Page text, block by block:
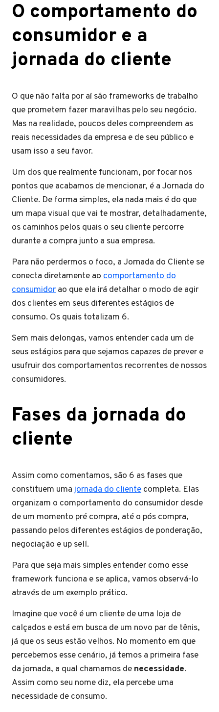
O comportamento do
consumidor e a
jornada do cliente
O que não falta por aí são frameworks de trabalho
que prometem fazer maravilhas pelo seu negócio.
Mas na realidade, poucos deles compreendem as
reais necessidades da empresa e de seu público e
usam isso a seu favor.
Um dos que realmente funcionam, por focar nos
pontos que acabamos de mencionar, é a Jornada do
Cliente. De forma simples, ela nada mais é do que
um mapa visual que vai te mostrar, detalhadamente,
os caminhos pelos quais o seu cliente percorre
durante a compra junto a sua empresa.
Para não perdermos o foco, a Jornada do Cliente se
conecta diretamente ao comportamento do
consumidor ao que ela irá detalhar o modo de agir
dos clientes em seus diferentes estágios de
consumo. Os quais totalizam 6.
Sem mais delongas, vamos entender cada um de
seus estágios para que sejamos capazes de prever e
usufruir dos comportamentos recorrentes de nossos
consumidores.
Fases da jornada do
cliente
Assim como comentamos, são 6 as fases que
constituem uma jornada do cliente completa. Elas
organizam o comportamento do consumidor desde
de um momento pré compra, até o pós compra,
passando pelos diferentes estágios de ponderação,
negociação e up sell.
Para que seja mais simples entender como esse
framework funciona e se aplica, vamos observá-lo
através de um exemplo prático.
Imagine que você é um cliente de uma loja de
calçados e está em busca de um novo par de tênis,
já que os seus estão velhos. No momento em que
percebemos esse cenário, já temos a primeira fase
da jornada, a qual chamamos de necessidade.
Assim como seu nome diz, ela percebe uma
necessidade de consumo.